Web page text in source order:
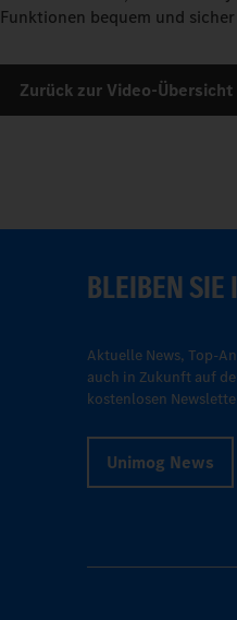
Funktionen bequem und
Zurück zur Video-Übersicht
BLEIBEN
Aktuelle News, Top-
auch in Zukunft auf
kostenlosen
Unimog News